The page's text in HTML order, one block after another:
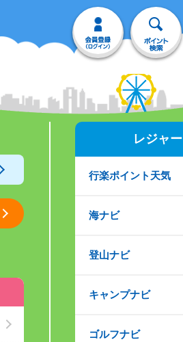
レジャー
行楽ポイント天気
海ナビ
登山ナビ
キャンプナビ
ゴルフナビ